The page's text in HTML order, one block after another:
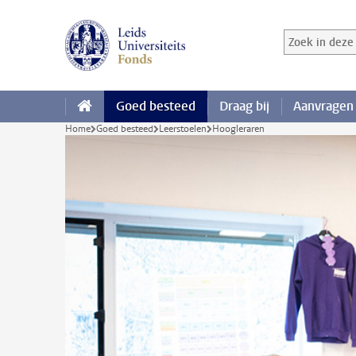
Zoek in deze
Zoekterm
Goed besteed Draag bij Aanvragen
Home Goed besteed Leerstoelen Hoogleraren